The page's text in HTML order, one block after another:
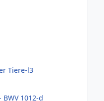
Tiere-l3
1012-d